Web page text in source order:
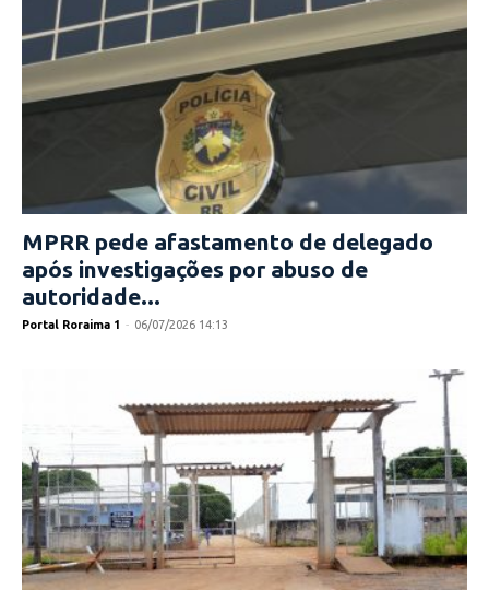
MPRR pede afastamento de delegado
após investigações por abuso de
autoridade...
Portal Roraima 1 - 06/07/2026 14:13